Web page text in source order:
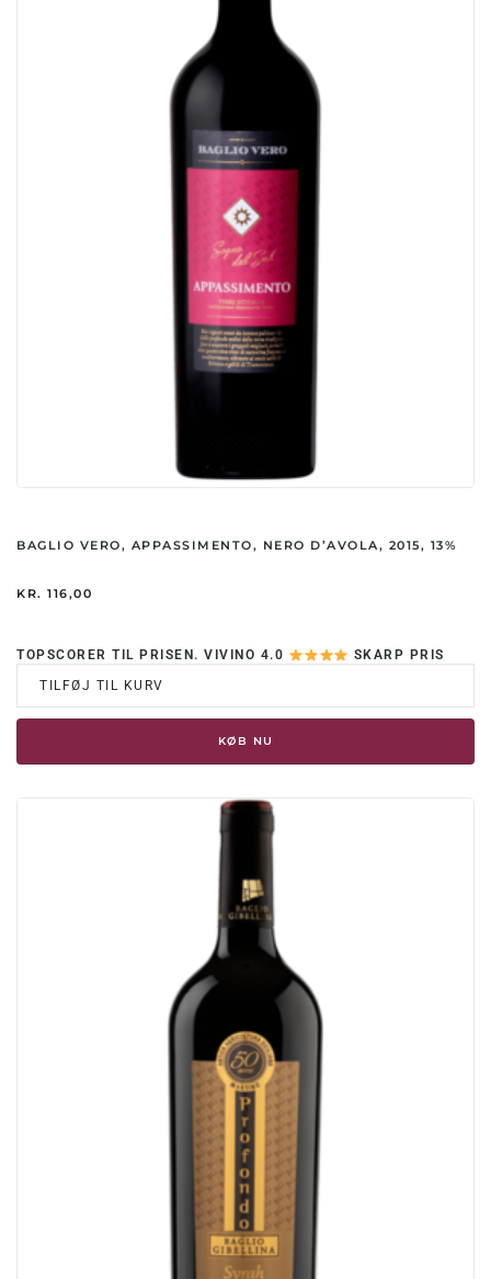
BAGLIO VERO, APPASSIMENTO, NERO D’AVOLA, 2015, 13%
KR. 116,00
TOPSCORER TIL PRISEN. VIVINO 4.0
SKARP PRIS
TILFØJ TIL KURV
KØB NU